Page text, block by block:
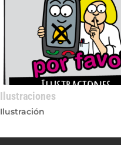
Ilustraciones
Ilustración